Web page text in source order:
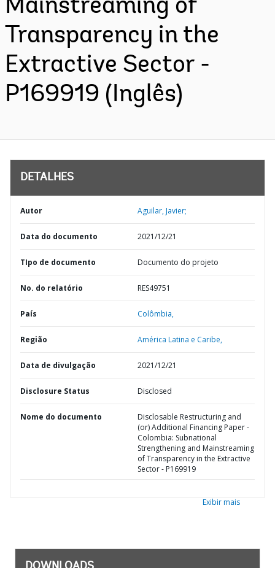
Mainstreaming of
Transparency in the
Extractive Sector -
P169919 (Inglês)
DETALHES
Autor Aguilar, Javier;
Data do documento 2021/12/21
TIpo de documento Documento do projeto
No. do relatório RES49751
País Colômbia,
Região América Latina e Caribe,
Data de divulgação 2021/12/21
Disclosure Status Disclosed
Nome do documento
Disclosable Restructuring and
(or) Additional Financing Paper -
Colombia: Subnational
Strengthening and Mainstreaming
of Transparency in the Extractive
Sector - P169919
Exibir mais